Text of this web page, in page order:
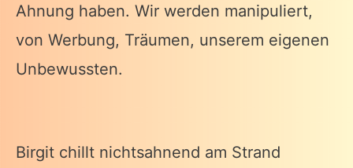
Ahnung haben. Wir werden manipuliert,
von Werbung, Träumen, unserem eigenen
Unbewussten.
Birgit chillt nichtsahnend am Strand